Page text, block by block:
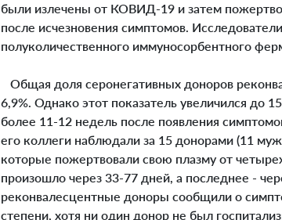
были излечены от КОВИД-19 и затем
после исчезновения симптомов.
полуколичественного иммуносорбентного
Общая доля серонегативных доноров
6,9%. Однако этот показатель увеличился до
более 11-12 недель после появления
его коллеги наблюдали за 15 донорами (11
которые пожертвовали свою плазму от
произошло через 33-77 дней, а последнее -
реконвалесцентные доноры сообщили о
степени, хотя ни один донор не был